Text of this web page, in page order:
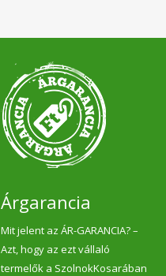
Árgarancia
Mit jelent az ÁR-GARANCIA? –
Azt, hogy az ezt vállaló
termelők a SzolnokKosarában